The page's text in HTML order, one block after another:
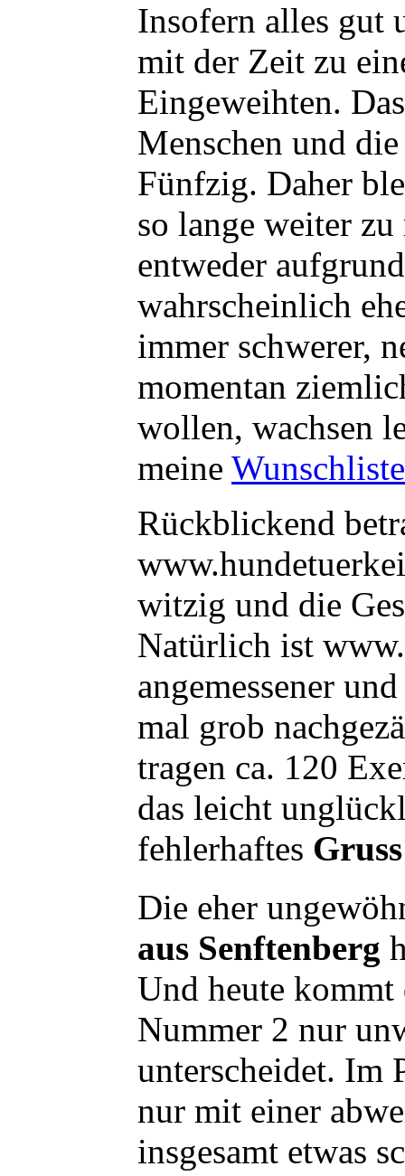
Insofern alles gut
mit der Zeit zu
Eingeweihten.
Menschen und
Fünfzig. Daher
so lange weiter
entweder
wahrscheinlich
immer schwerer,
momentan
wollen, wachsen
meine Wunschliste
Rückblickend
witzig und die
Natürlich ist
angemessener
mal grob
tragen ca. 120
das leicht
fehlerhaftes
Die eher
aus Senftenberg
Und heute kommt
Nummer 2 nur
unterscheidet. Im
nur mit einer
insgesamt etwas